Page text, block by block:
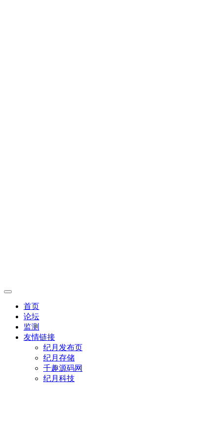
首页
论坛
监测
友情链接
纪月发布页
纪月存储
千趣源码网
纪月科技